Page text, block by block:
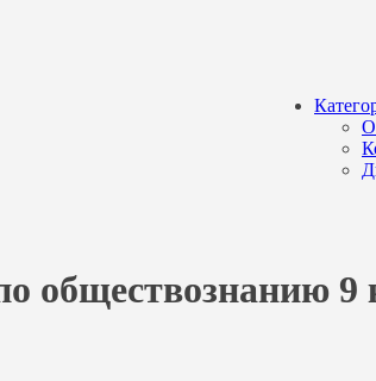
обществознанию 9